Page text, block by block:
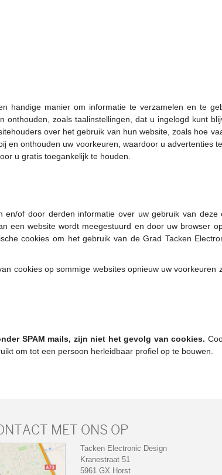
handige manier om informatie te verzamelen en te
zoals taalinstellingen, dat u ingelogd kunt
over het gebruik van hun website, zoals hoe
en onthouden uw voorkeuren, waardoor u advertenties
u gratis toegankelijk te houden.
en/of door derden informatie over uw gebruik van deze
een website wordt meegestuurd en door uw browser
cookies om het gebruik van de Grad Tacken
cookies op sommige websites opnieuw uw voorkeuren
SPAM mails, zijn niet het gevolg van cookies.
om tot een persoon herleidbaar profiel op te bouwen.
MET ONS OP
Tacken Electronic Design
Kranestraat 51
5961 GX Horst